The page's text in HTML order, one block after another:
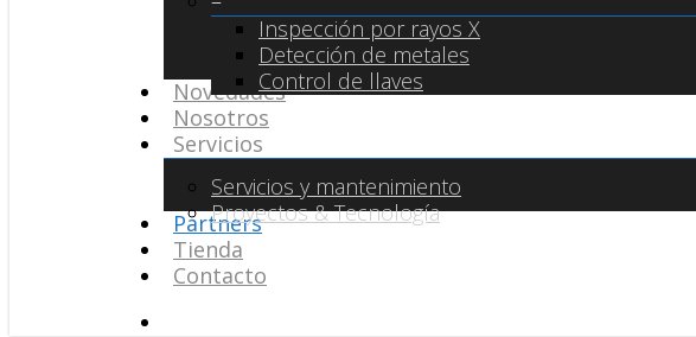
Inspección por rayos X
Detección de metales
Control de llaves
Novedades
Nosotros
Servicios
Servicios y mantenimiento
Proyectos & Tecnología
Partners
Tienda
Contacto